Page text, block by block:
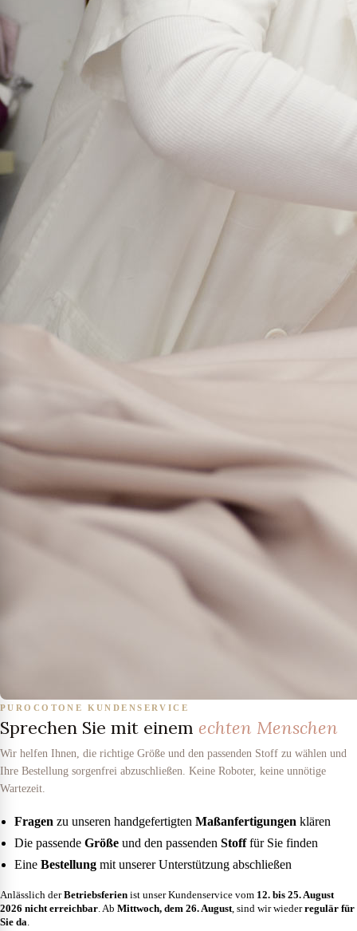
PUROCOTONE KUNDENSERVICE
Sprechen Sie mit einem echten Menschen
Wir helfen Ihnen, die richtige Größe und den passenden Stoff zu wählen und
Ihre Bestellung sorgenfrei abzuschließen. Keine Roboter, keine unnötige
Wartezeit.
Fragen zu unseren handgefertigten Maßanfertigungen klären
Die passende Größe und den passenden Stofffür Sie finden
Eine Bestellung mit unserer Unterstützung abschließen
Anlässlich derBetriebsferien ist unser Kundenservice vom 12. bis 25. August
2026 nicht erreichbar . Ab Mittwoch, dem 26. August , sind wir wiederregulär für
Sie da